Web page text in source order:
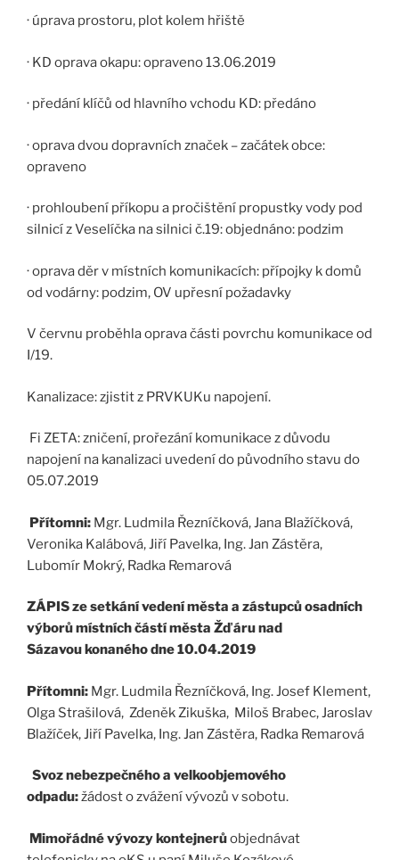
· úprava prostoru, plot kolem hřiště
· KD oprava okapu: opraveno 13.06.2019
· předání klíčů od hlavního vchodu KD: předáno
· oprava dvou dopravních značek – začátek obce:
opraveno
· prohloubení příkopu a pročištění propustky vody pod
silnicí z Veselíčka na silnici č.19: objednáno: podzim
· oprava děr v místních komunikacích: přípojky k domů
od vodárny: podzim, OV upřesní požadavky
V červnu proběhla oprava části povrchu komunikace od
I/19.
Kanalizace: zjistit z PRVKUKu napojení.
Fi ZETA: zničení, prořezání komunikace z důvodu
napojení na kanalizaci uvedení do původního stavu do
05.07.2019
Přítomni: Mgr. Ludmila Řezníčková, Jana Blažíčková,
Veronika Kalábová, Jiří Pavelka, Ing. Jan Zástěra,
Lubomír Mokrý, Radka Remarová
ZÁPISze setkání vedení města a zástupců osadních
výborů místních částí města Žďáru nad
Sázavoukonaného dne 10.04.2019
Přítomni: Mgr. Ludmila Řezníčková, Ing. Josef Klement,
Olga Strašilová, Zdeněk Zikuška, Miloš Brabec, Jaroslav
Blažíček, Jiří Pavelka, Ing. Jan Zástěra, Radka Remarová
Svoz nebezpečného a velkoobjemového
odpadu:žádost o zvážení vývozů v sobotu.
Mimořádné vývozykontejnerůobjednávat